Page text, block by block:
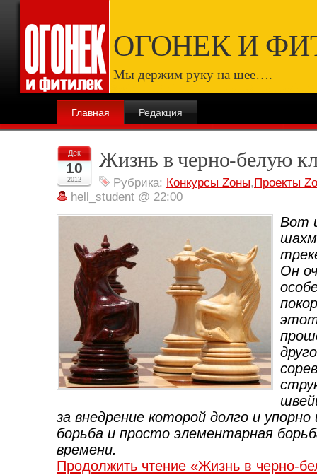
ОГОНЕК И
Мы держим руку на шее….
Главная Редакция
Дек
10
2012
Жизнь в черно-белую
Рубрика: Конкурсы Zоны,Проекты
hell_student @ 22:00
Вот
Он
за внедрение которой долго и
борьба и просто элементарная
времени.
Продолжить чтение «Жизнь в черно-